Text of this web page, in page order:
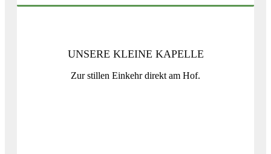
UNSERE KLEINE KAPELLE
Zur stillen Einkehr direkt am Hof.